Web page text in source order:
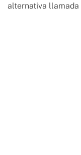
alternativa llamada